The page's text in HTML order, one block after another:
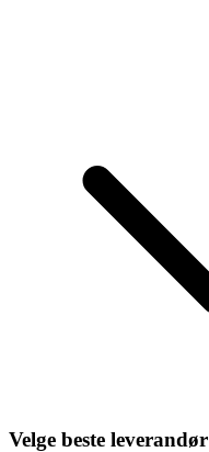
Velge beste leverandør